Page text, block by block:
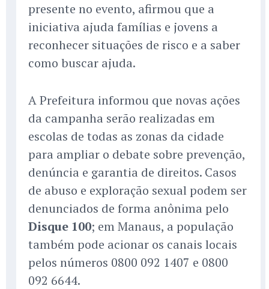
presente no evento, afirmou que a
iniciativa ajuda famílias e jovens a
reconhecer situações de risco e a saber
como buscar ajuda.
A Prefeitura informou que novas ações
da campanha serão realizadas em
escolas de todas as zonas da cidade
para ampliar o debate sobre prevenção,
denúncia e garantia de direitos. Casos
de abuso e exploração sexual podem ser
denunciados de forma anônima pelo
Disque 100; em Manaus, a população
também pode acionar os canais locais
pelos números 0800 092 1407 e 0800
092 6644.